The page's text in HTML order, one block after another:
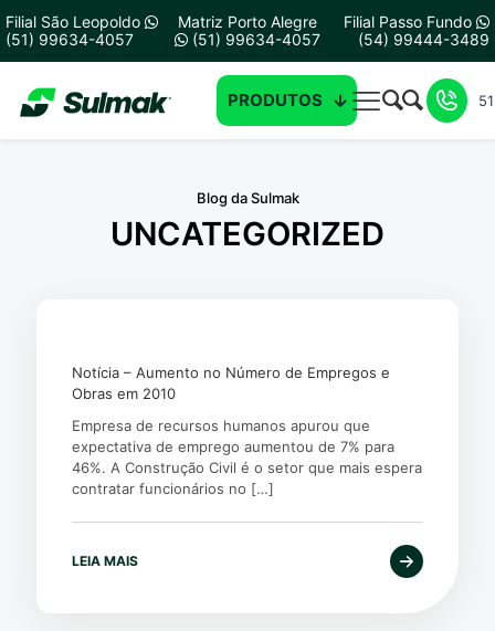
Filial São Leopoldo
(51) 99634-4057
Matriz Porto Alegre
(51) 99634-4057
Filial Passo Fundo
(54) 99444-3489
PRODUTOS
Blog da Sulmak
UNCATEGORIZED
Notícia – Aumento no Número de Empregos e
Obras em 2010
Empresa de recursos humanos apurou que
expectativa de emprego aumentou de 7% para
46%. A Construção Civil é o setor que mais espera
contratar funcionários no […]
LEIA MAIS